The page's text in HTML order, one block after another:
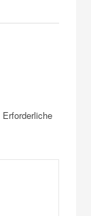
Erforderliche